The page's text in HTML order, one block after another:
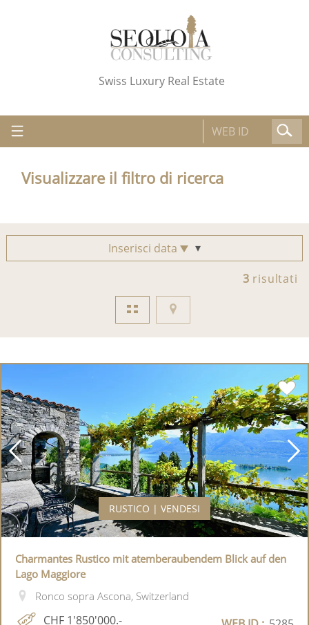
Swiss Luxury Real Estate
Visualizzare il filtro di ricerca
Inserisci data
3 risultati
RUSTICO | VENDESI
Charmantes Rustico mit atemberaubendem Blick auf den
Lago Maggiore
Ronco sopra Ascona, Switzerland
CHF 1'850'000.-